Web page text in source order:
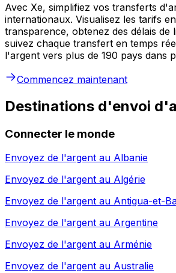
Avec Xe, simplifiez vos transferts
internationaux. Visualisez les tarifs
transparence, obtenez des délais de
suivez chaque transfert en temps
l'argent vers plus de 190 pays dans
Commencez maintenant
Destinations d'envoi
Connecter le monde
Envoyez de l'argent au Albanie
Envoyez de l'argent au Algérie
Envoyez de l'argent au Antigua-et-
Envoyez de l'argent au Argentine
Envoyez de l'argent au Arménie
Envoyez de l'argent au Australie